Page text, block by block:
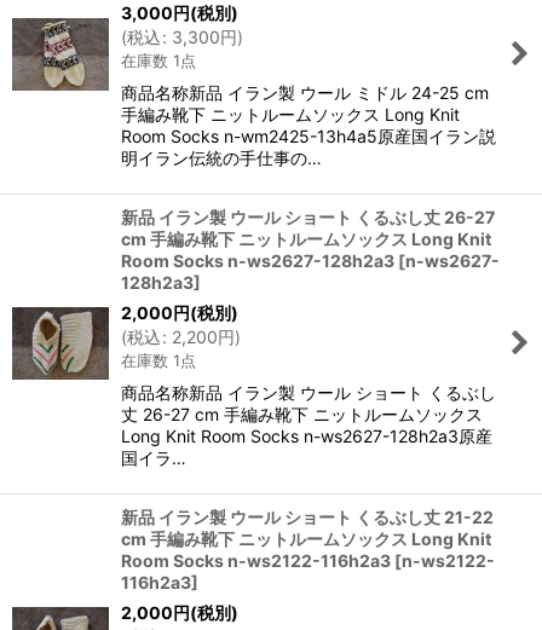
3,000円(税別)
(税込: 3,300円)
在庫数 1点
商品名称新品 イラン製 ウール ミドル 24-25 cm
手編み靴下 ニットルームソックス Long Knit
Room Socks n-wm2425-13h4a5原産国イラン説
明イラン伝統の手仕事の…
新品 イラン製 ウール ショート くるぶし丈 26-27
cm 手編み靴下 ニットルームソックス Long Knit
Room Socks n-ws2627-128h2a3 [n-ws2627-
128h2a3]
2,000円(税別)
(税込: 2,200円)
在庫数 1点
商品名称新品 イラン製 ウール ショート くるぶし
丈 26-27 cm 手編み靴下 ニットルームソックス
Long Knit Room Socks n-ws2627-128h2a3原産
国イラ…
新品 イラン製 ウール ショート くるぶし丈 21-22
cm 手編み靴下 ニットルームソックス Long Knit
Room Socks n-ws2122-116h2a3 [n-ws2122-
116h2a3]
2,000円(税別)